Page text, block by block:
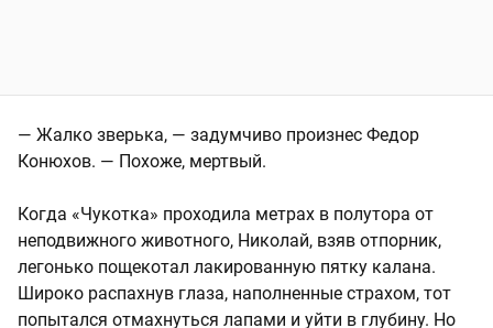
— Жалко зверька, — задумчиво произнес Федор
Конюхов. — Похоже, мертвый.
Когда «Чукотка» проходила метрах в полутора от
неподвижного животного, Николай, взяв отпорник,
легонько пощекотал лакированную пятку калана.
Широко распахнув глаза, наполненные страхом, тот
попытался отмахнуться лапами и уйти в глубину. Но